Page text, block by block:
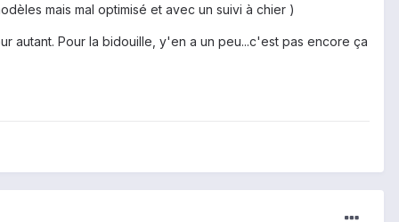
mais mal optimisé et avec un suivi à chier )
autant. Pour la bidouille, y'en a un peu...c'est pas encore ça